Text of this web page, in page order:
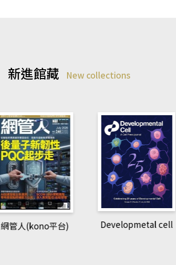
新進館藏 New collections
Developmetal cell
Pattern